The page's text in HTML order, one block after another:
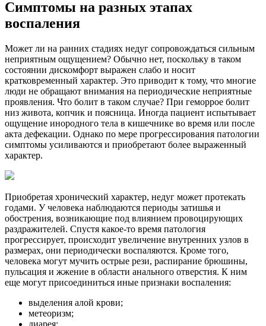
Симптомы на разных этапах
воспаления
Может ли на ранних стадиях недуг сопровождаться сильным
неприятным ощущением? Обычно нет, поскольку в таком
состоянии дискомфорт выражен слабо и носит
кратковременный характер. Это приводит к тому, что многие
люди не обращают внимания на периодические неприятные
проявления. Что болит в таком случае? При геморрое болит
низ живота, копчик и поясница. Иногда пациент испытывает
ощущение инородного тела в кишечнике во время или после
акта дефекации. Однако по мере прогрессирования патологии
симптомы усиливаются и приобретают более выраженный
характер.
Приобретая хронический характер, недуг может протекать
годами. У человека наблюдаются периоды затишья и
обострения, возникающие под влиянием провоцирующих
раздражителей. Спустя какое-то время патология
прогрессирует, происходит увеличение внутренних узлов в
размерах, они периодически воспаляются. Кроме того,
человека могут мучить острые рези, распирание брюшины,
пульсация и жжение в области анального отверстия. К ним
еще могут присоединиться иные признаки воспаления:
выделения алой крови;
метеоризм;